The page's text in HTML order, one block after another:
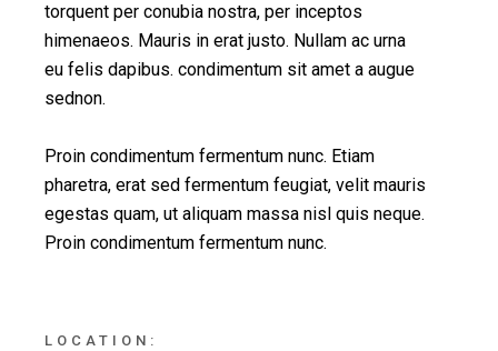
torquent per conubia nostra, per inceptos
himenaeos. Mauris in erat justo. Nullam ac urna
eu felis dapibus. condimentum sit amet a augue
sednon.
Proin condimentum fermentum nunc. Etiam
pharetra, erat sed fermentum feugiat, velit mauris
egestas quam, ut aliquam massa nisl quis neque.
Proin condimentum fermentum nunc.
LOCATION: